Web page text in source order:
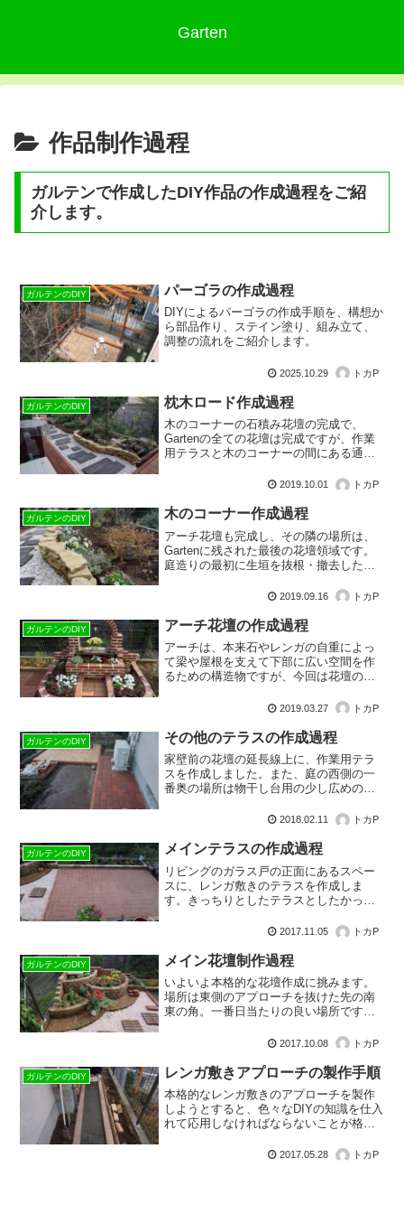
Garten
作品制作過程
ガルテンで作成したDIY作品の作成過程をご紹
介します。
ガルテンのDIY パーゴラの作成過程
DIYによるパーゴラの作成手順を、構想か
ら部品作り、ステイン塗り、組み立て、
調整の流れをご紹介します。
2025.10.29 トカP
ガルテンのDIY 枕木ロード作成過程
木のコーナーの石積み花壇の完成で、
Gartenの全ての花壇は完成ですが、作業
用テラスと木のコーナーの間にある通路
飛び石を配置することを想定していまし
いという要望があり、飛び石の代わりに
枕木を利用することにしました。
2019.10.01 トカP
ガルテンのDIY 木のコーナー作成過程
アーチ花壇も完成し、その隣の場所は、
Gartenに残された最後の花壇領域です。
庭造りの最初に生垣を抜根・撤去した際
る場所です。Gartenには木を植えないと
木がないのも寂しいということで、１本
残ったエゴの木を中心に、低木を植える
場所を作ろうということになりました。
2019.09.16 トカP
ガルテンのDIY アーチ花壇の作成過程
アーチは、本来石やレンガの自重によっ
て梁や屋根を支えて下部に広い空間を作
るための構造物ですが、今回は花壇の装
レンガの自重自体でアーチを形成する構
詳細をご紹介します。
2019.03.27 トカP
ガルテンのDIY その他のテラスの作成過程
家壁前の花壇の延長線上に、作業用テラ
スを作成しました。また、庭の西側の一
番奥の場所は物干し台用の少し広めのレ
は、作業用テラスはランニングボンド、
形型です。
2018.02.11 トカP
ガルテンのDIY メインテラスの作成過程
リビングのガラス戸の正面にあるスペー
スに、レンガ敷きのテラスを作成しま
す。きっちりとしたテラスとしたかった
を作る必要があります。横方向の枠は、
のフェンス側は細長い花壇を配置するこ
とにしました。
2017.11.05 トカP
ガルテンのDIY メイン花壇制作過程
いよいよ本格的な花壇作成に挑みます。
場所は東側のアプローチを抜けた先の南
東の角。一番日当たりの良い場所です。
で、中心に鉢植えを置く台と、作業場所
ラスの縁のテラス花壇に続く枡形花壇も
つけました。
2017.10.08 トカP
ガルテンのDIY レンガ敷きアプローチの製作手順
本格的なレンガ敷きのアプローチを製作
しようとすると、色々なDIYの知識を仕入
れて応用しなければならないことが格段
並べるためには、水糸を張ったり水平器
2017.05.28 トカP